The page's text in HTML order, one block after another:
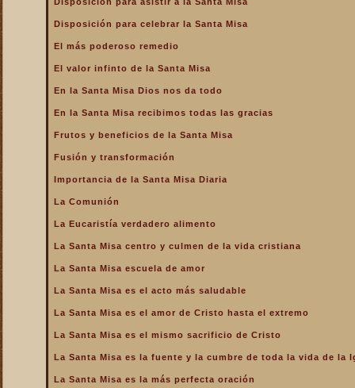
La Santa Misa a la hora de
La Santa Misa alcanza el
mayor mérito
La Santa Misa aumenta la
gloria a todos los santos
culmen de la vida cristiana
La Santa Misa centro y raíz
más saludable
La Santa Misa es el amor
compendio de todo lo
bueno que hay en la Iglesia
La Santa Misa es el mismo
y la cumbre de toda la vida
Disposición para celebrar la Santa Misa
El más poderoso remedio
El valor infinto de la Santa Misa
En la Santa Misa Dios nos da todo
En la Santa Misa recibimos todas las gracias
Frutos y beneficios de la Santa Misa
Fusión y transformación
Importancia de la Santa Misa Diaria
La Comunión
La Eucaristía verdadero alimento
La Santa Misa centro y culmen de la vida cristiana
La Santa Misa escuela de amor
La Santa Misa es el acto más saludable
La Santa Misa es el amor de Cristo hasta el extremo
La Santa Misa es el mismo sacrificio de Cristo
La Santa Misa es la fuente y la cumbre de toda la vida de la
La Santa Misa es la más perfecta oración